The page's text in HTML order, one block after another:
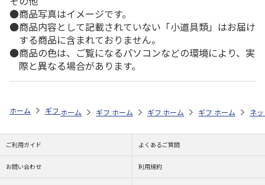
商品写真はイメージです。
商品内容として記載されていない「小道具類」はお届け
する商品に含まれておりません。
商品の色は、ご覧になるパソコンなどの環境により、実
際と異なる場合があります。
ホーム ギフトストア お中元・夏ギフト特集 2026 ドリンク ＜
ホーム ギフトストア お中元・夏ギフト特集 2026
ホーム ギフトストア お中元・夏ギフト
ホーム ギフトストア お
ホーム ネ
ご利用ガイド よくあるご質問
お問い合わせ 利用規約